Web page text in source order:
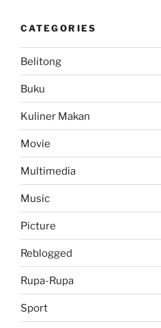
CATEGORIES
Belitong
Buku
Kuliner Makan
Movie
Multimedia
Music
Picture
Reblogged
Rupa-Rupa
Sport